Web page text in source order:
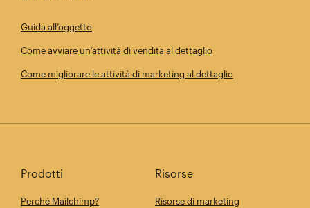
Guida all’oggetto
Come avviare un’attività di vendita al dettaglio
Come migliorare le attività di marketing al dettaglio
Prodotti
Perché Mailchimp?
Risorse
Risorse di marketing